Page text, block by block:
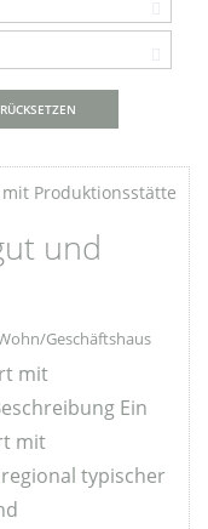
und
Geschäftshaus
mit
Ein
mit
typischer